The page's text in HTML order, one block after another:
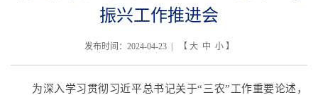
振兴工作推进会
发布时间：2024-04-23 | 【 大 中 小】
为深入学习贯彻习近平总书记关于“三农”工作重要论述，